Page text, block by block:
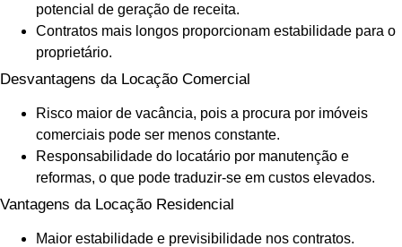
potencial de geração de receita.
Contratos mais longos proporcionam estabilidade para o
proprietário.
Desvantagens da Locação Comercial
Risco maior de vacância, pois a procura por imóveis
comerciais pode ser menos constante.
Responsabilidade do locatário por manutenção e
reformas, o que pode traduzir-se em custos elevados.
Vantagens da Locação Residencial
Maior estabilidade e previsibilidade nos contratos.